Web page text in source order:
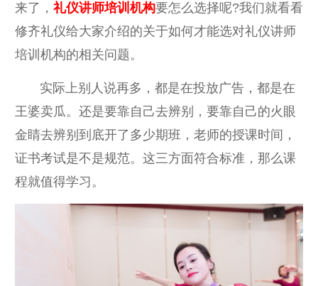
来了， 礼仪讲师培训机构要怎么选择呢?我们就看看
修齐礼仪给大家介绍的关于如何才能选对礼仪讲师
培训机构的相关问题。
实际上别人说再多，都是在投放广告，都是在
王婆卖瓜。还是要靠自己去辨别，要靠自己的火眼
金睛去辨别到底开了多少期班，老师的授课时间，
证书考试是不是规范。这三方面符合标准，那么课
程就值得学习。